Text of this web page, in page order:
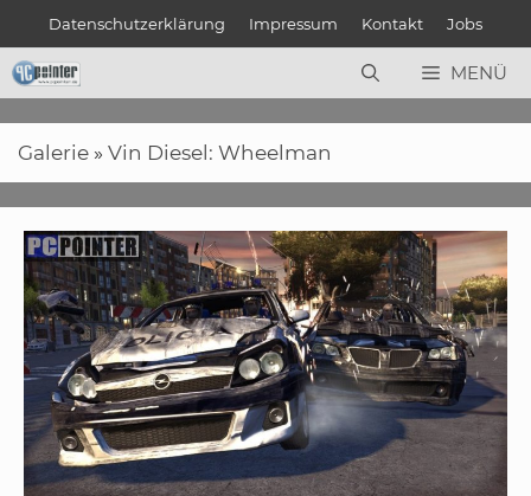
springen
Datenschutzerklärung Impressum Kontakt Jobs
MENÜ
Galerie » Vin Diesel: Wheelman